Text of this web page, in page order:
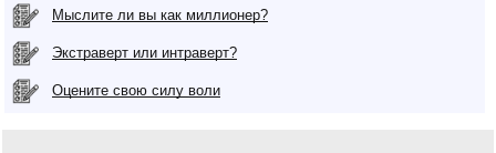
Мыслите ли вы как миллионер?
Экстраверт или интраверт?
Оцените свою силу воли